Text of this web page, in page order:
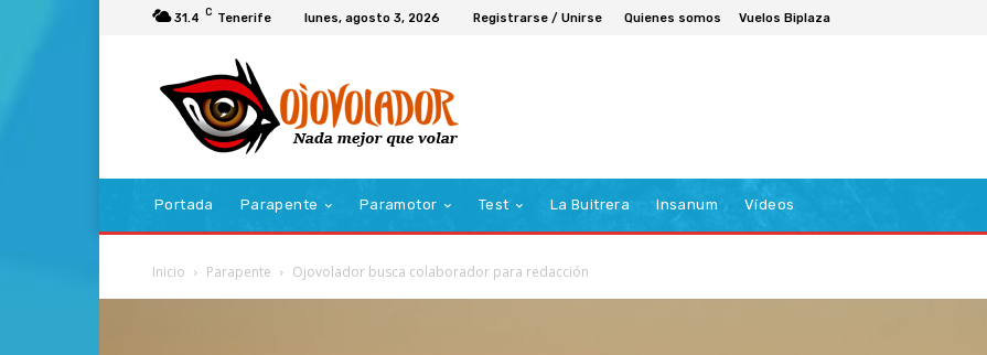
31.4 C Tenerife lunes, agosto 3, 2026 Registrarse / Unirse Quienes somos Vuelos Biplaza
Portada Parapente Paramotor Test La Buitrera Insanum Vídeos
Inicio Parapente Ojovolador busca colaborador para redacción